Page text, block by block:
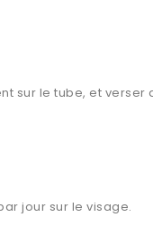
sur le tube, et verser
jour sur le visage.